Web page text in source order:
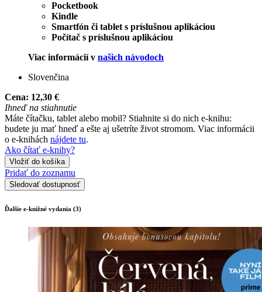
Pocketbook
Kindle
Smartfón či tablet s príslušnou aplikáciou
Počítač s príslušnou aplikáciou
Viac informácií v našich návodoch
Slovenčina
Cena: 12,30 €
Ihneď na stiahnutie
Máte čítačku, tablet alebo mobil? Stiahnite si do nich e-knihu:
budete ju mať hneď a ešte aj ušetríte život stromom. Viac informácii
o e-knihách nájdete tu.
Ako čítať e-knihy?
Vložiť do košíka
Pridať do zoznamu
Sledovať dostupnosť
Ďalšie e-knižné vydania (3)